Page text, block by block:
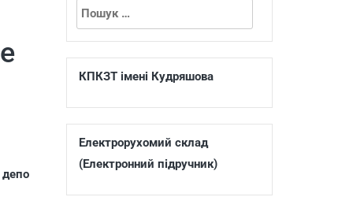
КПКЗТ імені Кудряшова
Електрорухомий склад
(Електронний підручник)